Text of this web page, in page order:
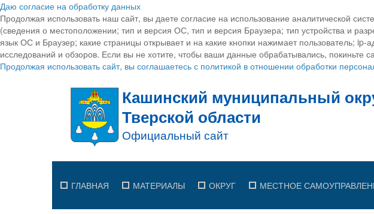
Даю согласие на обработку данных
Продолжая использовать наш сайт, вы даете согласие на использование аналитической
(сведения о местоположении; тип и версия ОС, тип и версия Браузера; тип устройства и
язык ОС и Браузер; какие страницы открывает и на какие кнопки нажимает пользователь;
исследований и обзоров. Если вы не хотите, чтобы ваши данные обрабатывались, покиньте
Продолжая использовать сайт, вы соглашаетесь с политикой в отношении обработки
ГЛАВНАЯ МАТЕРИАЛЫ ОКРУГ МЕСТНОЕ